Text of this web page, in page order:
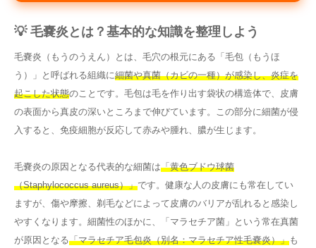
💡 毛嚢炎とは？基本的な知識を整理しよう
毛嚢炎（もうのうえん）とは、毛穴の根元にある「毛包（もうほ
う）」と呼ばれる組織に細菌や真菌（カビの一種）が感染し、炎症を
起こした状態のことです。毛包は毛を作り出す袋状の構造体で、皮膚
の表面から真皮の深いところまで伸びています。この部分に細菌が侵
入すると、免疫細胞が反応して赤みや腫れ、膿が生じます。
毛嚢炎の原因となる代表的な細菌は「黄色ブドウ球菌
（Staphylococcus aureus）」です。健康な人の皮膚にも常在してい
ますが、傷や摩擦、剃毛などによって皮膚のバリアが乱れると感染し
やすくなります。細菌性のほかに、「マラセチア菌」という常在真菌
が原因となる「マラセチア毛包炎（別名：マラセチア性毛嚢炎）」も